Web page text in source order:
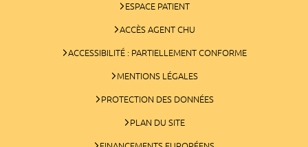
ESPACE PATIENT
ACCÈS AGENT CHU
ACCESSIBILITÉ : PARTIELLEMENT CONFORME
MENTIONS LÉGALES
PROTECTION DES DONNÉES
PLAN DU SITE